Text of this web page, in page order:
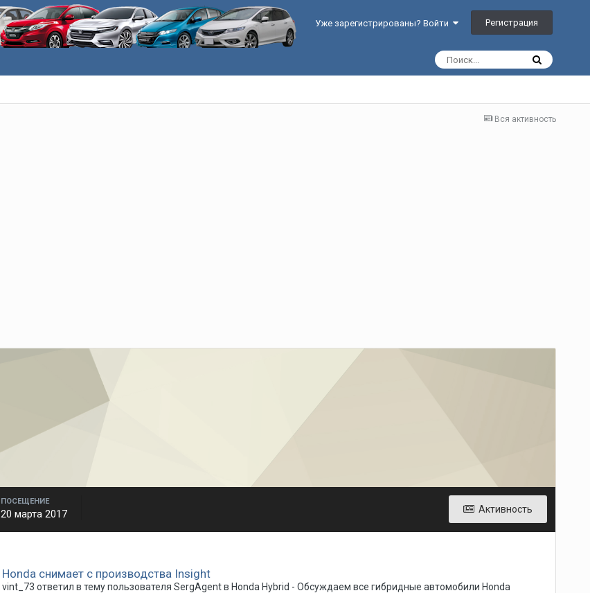
Уже зарегистрированы? Войти Регистрация
Вся активность
Активность
ПОСЕЩЕНИЕ
20 марта 2017
Honda снимает с производства Insight
vint_73 ответил в тему пользователя SergAgentв Honda Hybrid - Обсуждаем все гибридные автомобили Honda